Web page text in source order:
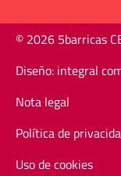
© 2026 5barricas
Diseño: integral
Nota legal
Política de
Uso de cookies